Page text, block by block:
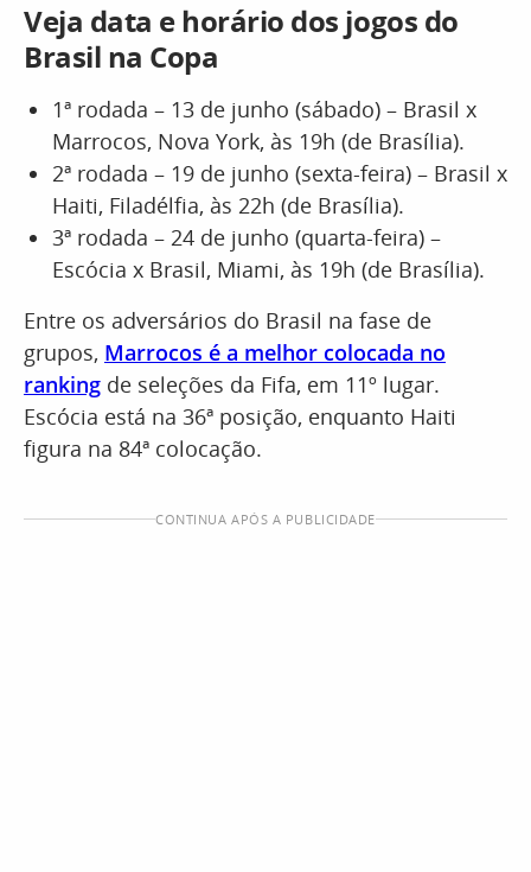
Veja data e horário dos jogos do
Brasil na Copa
1ª rodada – 13 de junho (sábado) – Brasil x
Marrocos, Nova York, às 19h (de Brasília).
2ª rodada – 19 de junho (sexta-feira) – Brasil x
Haiti, Filadélfia, às 22h (de Brasília).
3ª rodada – 24 de junho (quarta-feira) –
Escócia x Brasil, Miami, às 19h (de Brasília).
Entre os adversários do Brasil na fase de
grupos, Marrocos é a melhor colocada no
ranking de seleções da Fifa, em 11º lugar.
Escócia está na 36ª posição, enquanto Haiti
figura na 84ª colocação.
CONTINUA APÓS A PUBLICIDADE